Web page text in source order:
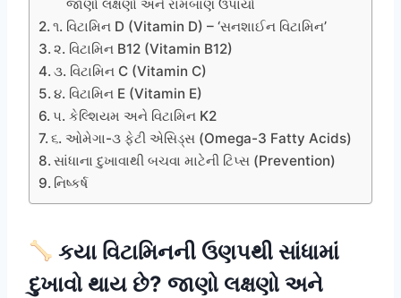
જાણો લક્ષણો અને રામબાણ ઉપાયો
૧. વિટામિન D (Vitamin D) – ‘સનશાઈન વિટામિન’
૨. વિટામિન B12 (Vitamin B12)
૩. વિટામિન C (Vitamin C)
૪. વિટામિન E (Vitamin E)
૫. કેલ્શિયમ અને વિટામિન K2
૬. ઓમેગા-૩ ફેટી એસિડ્સ (Omega-3 Fatty Acids)
સાંધાના દુખાવાથી બચવા માટેની ટિપ્સ (Prevention)
નિષ્કર્ષ
કયા વિટામિનની ઉણપથી સાંધામાં
દુખાવો થાય છે? જાણો લક્ષણો અને